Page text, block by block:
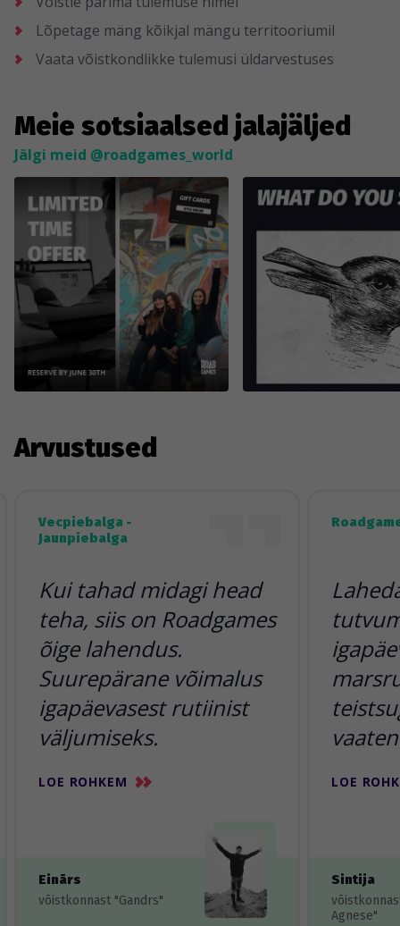
Lõpetage mäng kõikjal mängu territooriumil
Vaata võistkondlikke tulemusi üldarvestuses
Meie sotsiaalsed jalajäljed
Jälgi meid @roadgames_world
Arvustused
Vecpiebalga -
Jaunpiebalga
Kui tahad midagi head
teha, siis on Roadgames
õige lahendus.
Suurepärane võimalus
igapäevasest rutiinist
väljumiseks.
LOE ROHKEM
Einārs
võistkonnast "Gandrs"
LOE
Sintija
Agnese"